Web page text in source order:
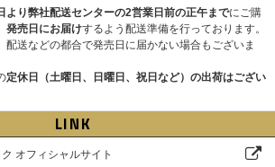
より弊社配送センターの2営業日前の正午までにご購
発売日にお届けするよう配送準備を行っております。
送などの都合で発売日に届かない場合もございま
定休日（土曜日、日曜日、祝日など）の出荷はござい
LINK
オフィシャルサイト